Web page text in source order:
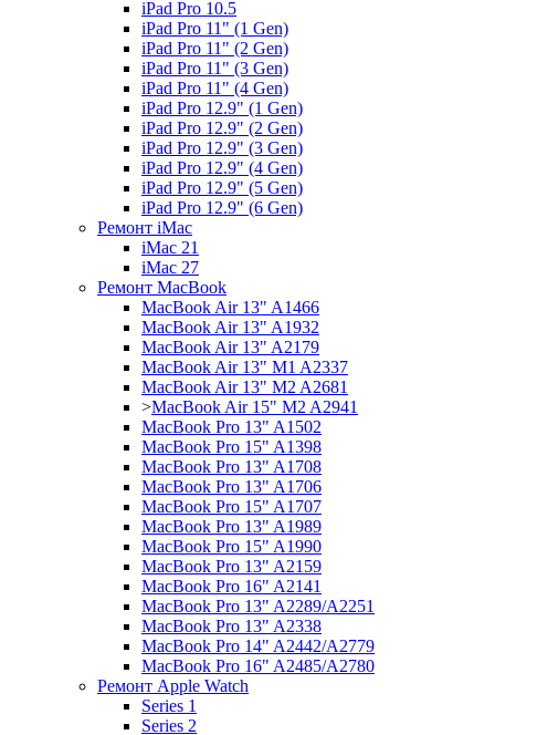
iPad Pro 10.5
iPad Pro 11" (1 Gen)
iPad Pro 11" (2 Gen)
iPad Pro 11" (3 Gen)
iPad Pro 11" (4 Gen)
iPad Pro 12.9" (1 Gen)
iPad Pro 12.9" (2 Gen)
iPad Pro 12.9" (3 Gen)
iPad Pro 12.9" (4 Gen)
iPad Pro 12.9" (5 Gen)
iPad Pro 12.9" (6 Gen)
Ремонт iMac
iMac 21
iMac 27
Ремонт MacBook
MacBook Air 13" A1466
MacBook Air 13" A1932
MacBook Air 13" A2179
MacBook Air 13" M1 A2337
MacBook Air 13" M2 A2681
>MacBook Air 15" M2 A2941
MacBook Pro 13" A1502
MacBook Pro 15" A1398
MacBook Pro 13" A1708
MacBook Pro 13" A1706
MacBook Pro 15" A1707
MacBook Pro 13" A1989
MacBook Pro 15" A1990
MacBook Pro 13" A2159
MacBook Pro 16" A2141
MacBook Pro 13" A2289/A2251
MacBook Pro 13" A2338
MacBook Pro 14" A2442/A2779
MacBook Pro 16" A2485/A2780
Ремонт Apple Watch
Series 1
Series 2